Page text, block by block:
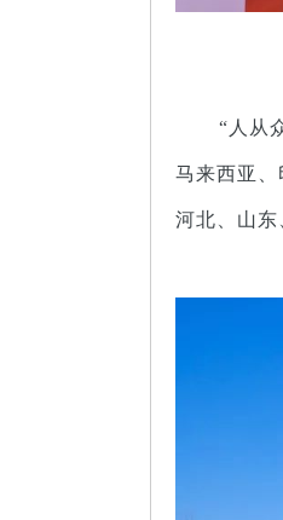
“人从
马来西亚、
河北、山东